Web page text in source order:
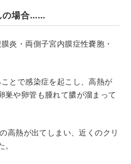
の場合……
炎・両側子宮内膜症性嚢胞・
とで感染症を起こし、高熱が
巣や卵管も腫れて膿が溜まって
高熱が出てしまい、近くのクリ